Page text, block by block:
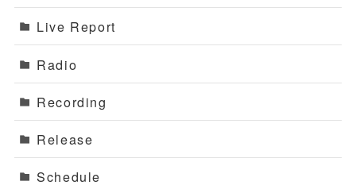
Live Report
Radio
Recording
Release
Schedule